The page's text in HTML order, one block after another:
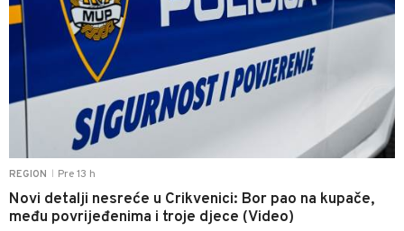
REGION Pre 13 h
Novi detalji nesreće u Crikvenici: Bor pao na kupače,
među povrijeđenima i troje djece (Video)